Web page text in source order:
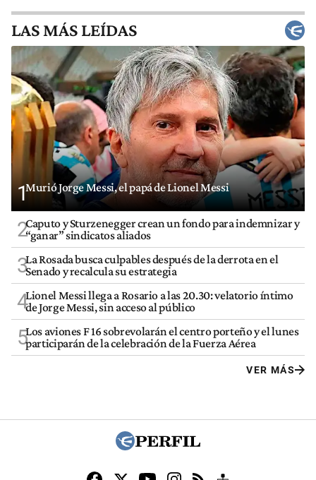
LAS MÁS LEÍDAS
1Murió Jorge Messi, el papá de Lionel Messi
2Caputo y Sturzenegger crean un fondo para indemnizar y
“ganar” sindicatos aliados
3La Rosada busca culpables después de la derrota en el
Senado y recalcula su estrategia
4Lionel Messi llega a Rosario a las 20.30: velatorio íntimo
de Jorge Messi, sin acceso al público
5Los aviones F 16 sobrevolarán el centro porteño y el lunes
participarán de la celebración de la Fuerza Aérea
VER MÁS